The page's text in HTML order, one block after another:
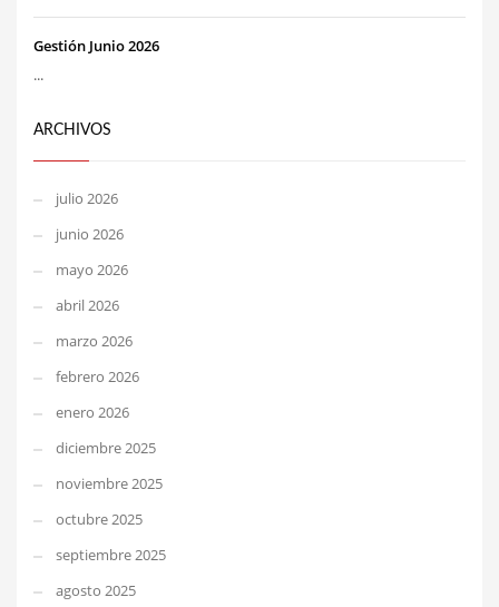
Gestión Junio 2026
...
ARCHIVOS
julio 2026
junio 2026
mayo 2026
abril 2026
marzo 2026
febrero 2026
enero 2026
diciembre 2025
noviembre 2025
octubre 2025
septiembre 2025
agosto 2025